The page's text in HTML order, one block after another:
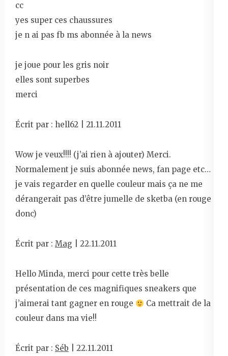
cc
yes super ces chaussures
je n ai pas fb ms abonnée à la news
je joue pour les gris noir
elles sont superbes
merci
Écrit par : hell62 | 21.11.2011
Wow je veux!!!! (j’ai rien à ajouter) Merci.
Normalement je suis abonnée news, fan page etc…
je vais regarder en quelle couleur mais ça ne me
dérangerait pas d’être jumelle de sketba (en rouge
donc)
Écrit par : Mag | 22.11.2011
Hello Minda, merci pour cette très belle
présentation de ces magnifiques sneakers que
j’aimerai tant gagner en rouge
Ca mettrait de la
couleur dans ma vie!!
Écrit par : Séb | 22.11.2011